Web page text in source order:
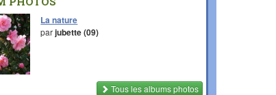
La nature
parjubette (09)
Tous les albums photos